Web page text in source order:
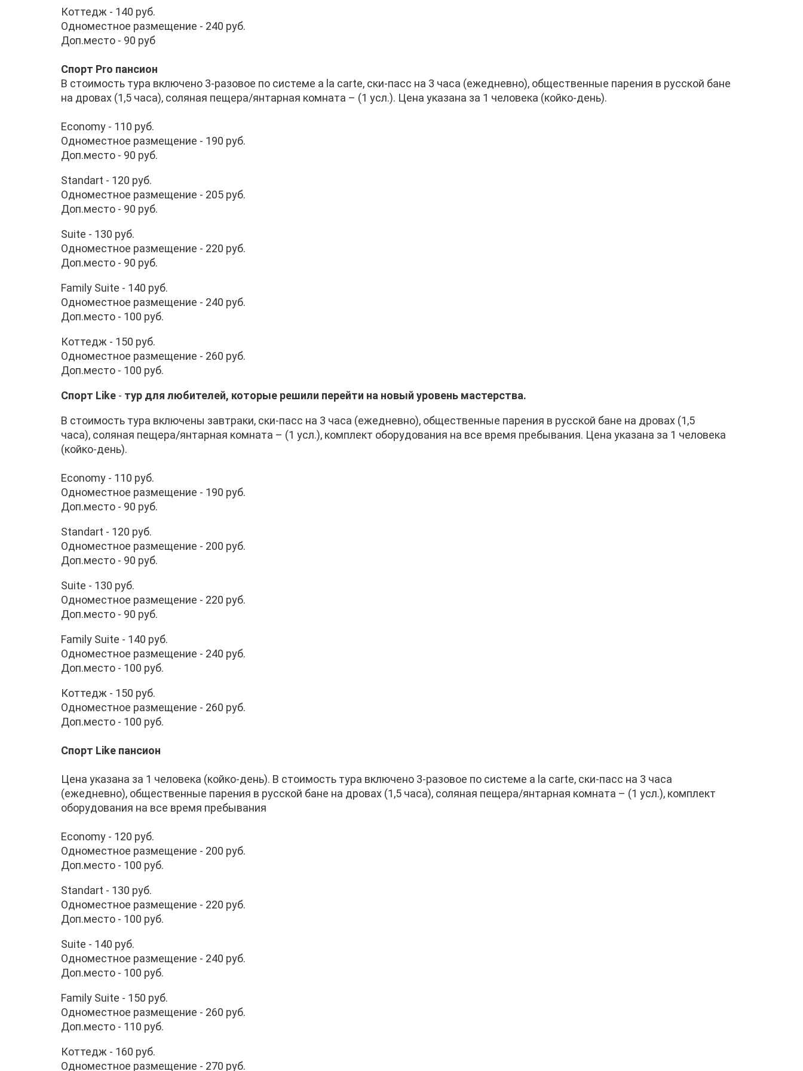
Коттедж - 140 руб.
Одноместное размещение - 240 руб.
Доп.место - 90 руб
Спорт Pro пансион
В стоимость тура включено 3-разовое по системе a la carte, ски-пасс на 3 часа (ежедневно), общественные парения в русской бане
на дровах (1,5 часа), соляная пещера/янтарная комната – (1 усл.). Цена указана за 1 человека (койко-день).
Economy - 110 руб.
Одноместное размещение - 190 руб.
Доп.место - 90 руб.
Stаndart - 120 руб.
Одноместное размещение - 205 руб.
Доп.место - 90 руб.
Suite - 130 руб.
Одноместное размещение - 220 руб.
Доп.место - 90 руб.
Family Suite - 140 руб.
Одноместное размещение - 240 руб.
Доп.место - 100 руб.
Коттедж - 150 руб.
Одноместное размещение - 260 руб.
Доп.место - 100 руб.
Спорт Like - тур для любителей, которые решили перейти на новый уровень мастерства.
В стоимость тура включены завтраки, ски-пасс на 3 часа (ежедневно), общественные парения в русской бане на дровах (1,5
часа), соляная пещера/янтарная комната – (1 усл.), комплект оборудования на все время пребывания. Цена указана за 1 человека
(койко-день).
Economy - 110 руб.
Одноместное размещение - 190 руб.
Доп.место - 90 руб.
Stаndart - 120 руб.
Одноместное размещение - 200 руб.
Доп.место - 90 руб.
Suite - 130 руб.
Одноместное размещение - 220 руб.
Доп.место - 90 руб.
Family Suite - 140 руб.
Одноместное размещение - 240 руб.
Доп.место - 100 руб.
Коттедж - 150 руб.
Одноместное размещение - 260 руб.
Доп.место - 100 руб.
Спорт Like пансион
Цена указана за 1 человека (койко-день). В стоимость тура включено 3-разовое по системе a la carte, ски-пасс на 3 часа
(ежедневно), общественные парения в русской бане на дровах (1,5 часа), соляная пещера/янтарная комната – (1 усл.), комплект
оборудования на все время пребывания
Economy - 120 руб.
Одноместное размещение - 200 руб.
Доп.место - 100 руб.
Stаndart - 130 руб.
Одноместное размещение - 220 руб.
Доп.место - 100 руб.
Suite - 140 руб.
Одноместное размещение - 240 руб.
Доп.место - 100 руб.
Family Suite - 150 руб.
Одноместное размещение - 260 руб.
Доп.место - 110 руб.
Коттедж - 160 руб.
Одноместное размещение - 270 руб.